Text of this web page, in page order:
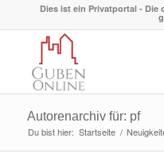
Dies ist ein Privatportal - Die
Autorenarchiv für: pf
Du bist hier: Startseite /